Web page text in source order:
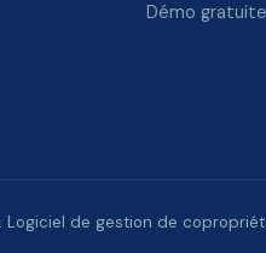
Démo gratuite
de gestion de